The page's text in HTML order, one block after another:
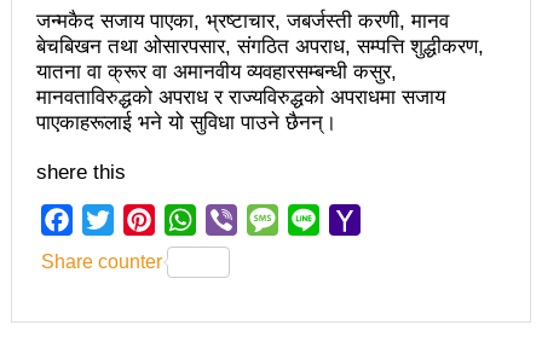
फोहोरमैला व्यवस्थापन संघ नेपालको अध्यक्षमा नुवाकोटका घिमिरे
निर्वाचित
कविता – सुख भोग
समाचार हटाउने अदालतको आदेश र पत्रकार पक्राउ पुर्जीबारे
काउन्सिल सुक्ष्म अध्ययनमा
लोकतान्त्रिक सहिद सन्तति वृत्ति कोष स्थापनाः सहिदका
जन्मकैद सजाय पाएका, भ्रष्टाचार, जबर्जस्ती करणी, मानव
बेचबिखन तथा ओसारपसार, संगठित अपराध, सम्पत्ति शुद्धीकरण,
यातना वा क्रूर वा अमानवीय व्यवहारसम्बन्धी कसुर,
मानवताविरुद्धको अपराध र राज्यविरुद्धको अपराधमा सजाय
पाएकाहरूलाई भने यो सुविधा पाउने छैनन्।
shere this
Facebook
TwitterPinterestWhatsApp
Viber Message
Line
Share counter